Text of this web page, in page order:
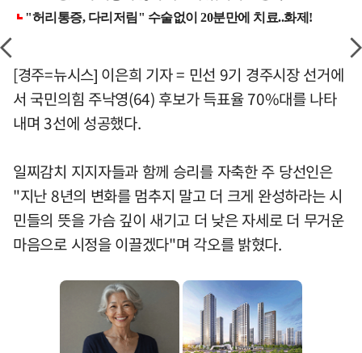
[경주=뉴시스] 이은희 기자 = 민선 9기 경주시장 선거에
서 국민의힘 주낙영(64) 후보가 득표율 70%대를 나타
내며 3선에 성공했다.
일찌감치 지지자들과 함께 승리를 자축한 주 당선인은
"지난 8년의 변화를 멈추지 말고 더 크게 완성하라는 시
민들의 뜻을 가슴 깊이 새기고 더 낮은 자세로 더 무거운
마음으로 시정을 이끌겠다"며 각오를 밝혔다.